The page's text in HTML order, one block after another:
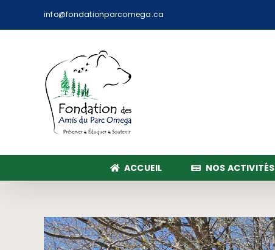
info@fondationparcomega.ca
ACCUEIL NOS ACTIVITÉS
Voir
l'image